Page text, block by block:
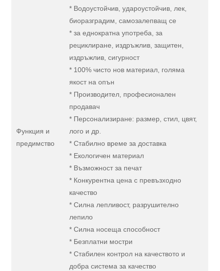
Функция и
предимство
* Водоустойчив, удароустойчив, лек,
биоразградим, самозалепващ се
* за еднократна употреба, за
рециклиране, издръжлив, защитен,
издръжлив, сигурност
* 100% чисто нов материал, голяма
якост на опън
* Производител, професионален
продавач
* Персонализиране: размер, стил, цвят,
лого и др.
* Стабилно време за доставка
* Екологичен материал
* Възможност за печат
* Конкурентна цена с превъзходно
качество
* Силна лепливост, разрушително
лепило
* Силна носеща способност
* Безплатни мостри
* Стабилен контрол на качеството и
добра система за качество